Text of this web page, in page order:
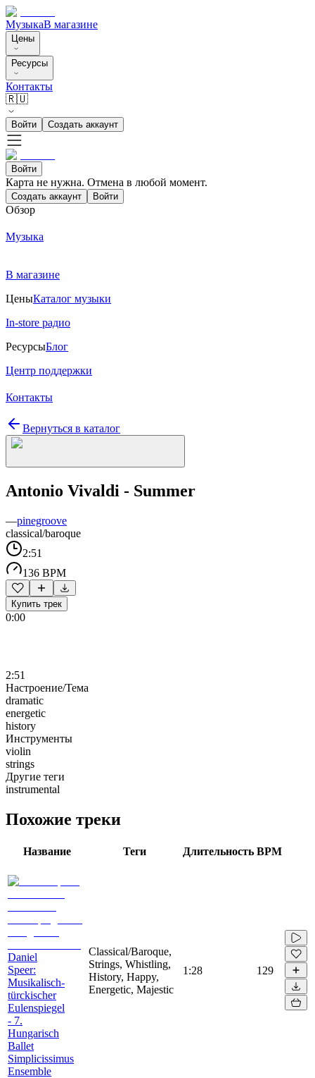
МузыкаВ магазине
Цены
Ресурсы
Контакты
🇷🇺
Войти Создать аккаунт
Войти
Карта не нужна. Отмена в любой момент.
Создать аккаунт Войти
Обзор
Музыка
В магазине
ЦеныКаталог музыки
In-store радио
РесурсыБлог
Центр поддержки
Контакты
Вернуться в каталог
Antonio Vivaldi - Summer
—pinegroove
classical/baroque
2:51
136 BPM
Купить трек
0:00
2:51
Настроение/Тема
dramatic
energetic
history
Инструменты
violin
strings
Другие теги
instrumental
Похожие треки
Название Теги Длительность BPM
Daniel
Speer:
Musikalisch-
türckischer
Eulenspiegel
- 7.
Hungarisch
Ballet
Simplicissimus
Ensemble
Classical/Baroque,
Strings, Whistling,
History, Happy,
Energetic, Majestic
1:28 129